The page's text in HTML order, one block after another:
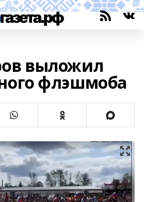
выложил
флэшмоба